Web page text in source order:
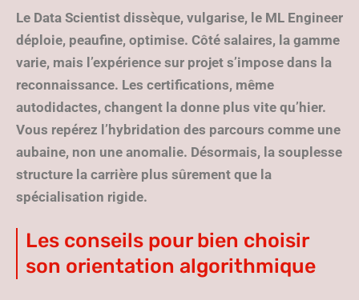
Le Data Scientist dissèque, vulgarise, le ML Engineer
déploie, peaufine, optimise. Côté salaires, la gamme
varie, mais l’expérience sur projet s’impose dans la
reconnaissance. Les certifications, même
autodidactes, changent la donne plus vite qu’hier.
Vous repérez l’hybridation des parcours comme une
aubaine, non une anomalie. Désormais, la souplesse
structure la carrière plus sûrement que la
spécialisation rigide.
Les conseils pour bien choisir
son orientation algorithmique